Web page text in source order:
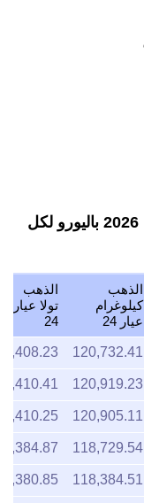
أسعار الذهب في ألمانيا في أغسطس 2026 باليورو لكل
الذهب
كيلوغرام
عيار 24
الذهب
تولا عيار
24
120,732.41
1,408.23
120,919.23
1,410.41
120,905.11
1,410.25
118,729.54
1,384.87
118,384.51
1,380.85